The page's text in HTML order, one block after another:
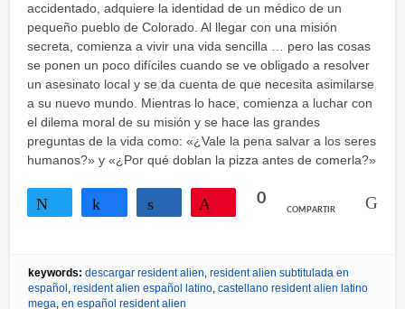
accidentado, adquiere la identidad de un médico de un
pequeño pueblo de Colorado. Al llegar con una misión
secreta, comienza a vivir una vida sencilla … pero las cosas
se ponen un poco difíciles cuando se ve obligado a resolver
un asesinato local y se da cuenta de que necesita asimilarse
a su nuevo mundo. Mientras lo hace, comienza a luchar con
el dilema moral de su misión y se hace las grandes
preguntas de la vida como: «¿Vale la pena salvar a los seres
humanos?» y «¿Por qué doblan la pizza antes de comerla?»
0
COMPARTIR
keywords: descargar resident alien, resident alien subtitulada en
español , resident alien español latino, castellano resident alien latino
mega, en español resident alien